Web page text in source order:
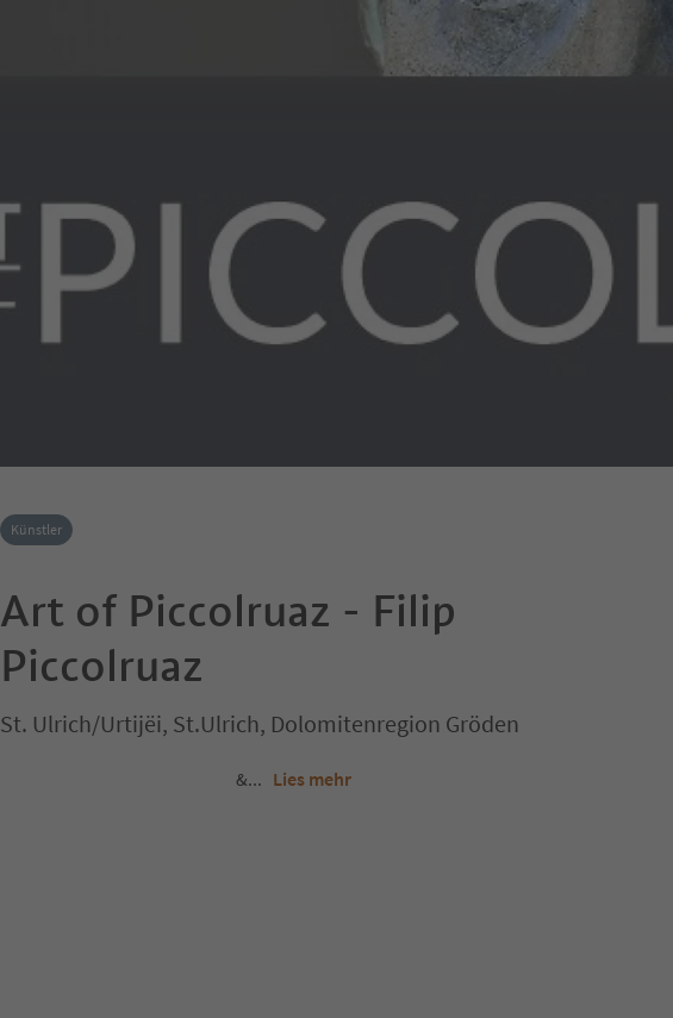
Künstler
Art of Piccolruaz - Filip
Piccolruaz
St. Ulrich/Urtijëi, St.Ulrich, Dolomitenregion Gröden
&... Lies mehr